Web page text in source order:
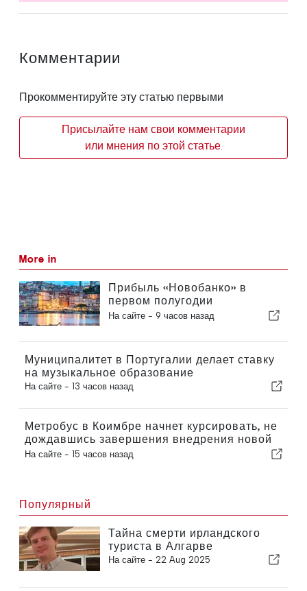
Комментарии
Прокомментируйте эту статью первыми
Присылайте нам свои комментарии
или мнения по этой статье.
More in
Прибыль «Новобанко» в
первом полугодии
сократилась на 15,6 процента
На сайте - 9 часов назад
Муниципалитет в Португалии делает ставку
на музыкальное образование
На сайте - 13 часов назад
Метробус в Коимбре начнет курсировать, не
дождавшись завершения внедрения новой
функции
На сайте - 15 часов назад
Популярный
Тайна смерти ирландского
туриста в Алгарве
На сайте - 22 Aug 2025